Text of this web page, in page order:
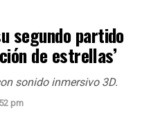
segundo partido
de estrellas’
sonido inmersivo 3D.
pm